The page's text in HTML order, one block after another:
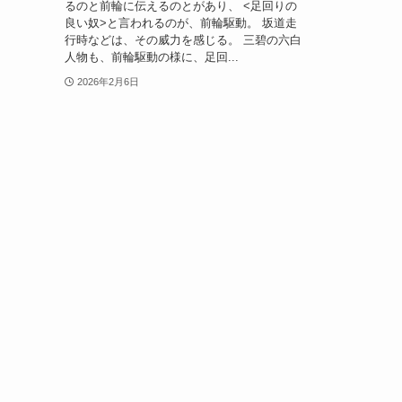
るのと前輪に伝えるのとがあり、 <足回りの
良い奴>と言われるのが、前輪駆動。 坂道走
行時などは、その威力を感じる。 三碧の六白
人物も、前輪駆動の様に、足回...
2026年2月6日